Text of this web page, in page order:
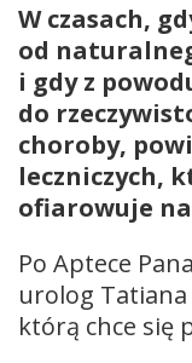
W czasach,
od
i gdy z
do
choroby,
leczniczych,
ofiarowuje
Po Aptece
urolog Tatiana
którą chce się